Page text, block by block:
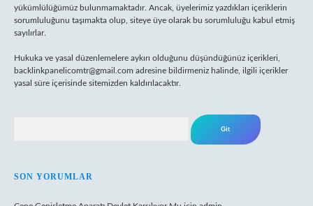
yükümlülüğümüz bulunmamaktadır. Ancak, üyelerimiz yazdıkları içeriklerin
sorumluluğunu taşımakta olup, siteye üye olarak bu sorumluluğu kabul etmiş
sayılırlar.
Hukuka ve yasal düzenlemelere aykırı olduğunu düşündüğünüz içerikleri,
backlinkpanelicomtr@gmail.com adresine bildirmeniz halinde, ilgili içerikler
yasal süre içerisinde sitemizden kaldırılacaktır.
SON YORUMLAR